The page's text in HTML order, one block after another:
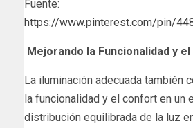
Fuente:
https://www.pinterest.com/pin/
Mejorando la Funcionalidad y
La iluminación adecuada también
la funcionalidad y el confort en un
distribución equilibrada de la luz